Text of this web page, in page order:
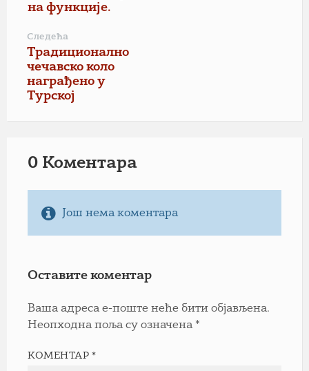
на функције.
Следећа
Традиционално
чечавско коло
награђено у
Турској
0 Коментарa
Још нема коментара
Оставите коментар
Ваша адреса е-поште неће бити објављена.
Неопходна поља су означена *
КОМЕНТАР*